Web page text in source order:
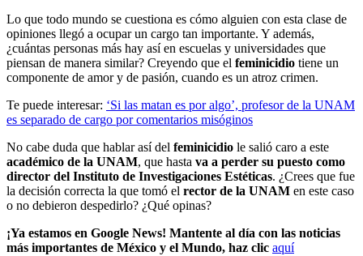
Lo que todo mundo se cuestiona es cómo alguien con esta clase de
opiniones llegó a ocupar un cargo tan importante. Y además,
¿cuántas personas más hay así en escuelas y universidades que
piensan de manera similar? Creyendo que el feminicidio tiene un
componente de amor y de pasión, cuando es un atroz crimen.
Te puede interesar: ‘Si las matan es por algo’, profesor de la UNAM
es separado de cargo por comentarios misóginos
No cabe duda que hablar así del feminicidio le salió caro a este
académico de la UNAM, que hasta va a perder su puesto como
director del Instituto de Investigaciones Estéticas. ¿Crees que fue
la decisión correcta la que tomó el rector de la UNAM en este caso
o no debieron despedirlo? ¿Qué opinas?
¡Ya estamos en Google News! Mantente al día con las noticias
más importantes de México y el Mundo, haz clic aquí